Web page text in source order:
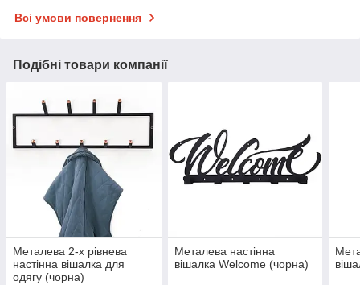
Всі умови повернення
Подібні товари компанії
Металева 2-х рівнева
настінна вішалка для
одягу (чорна)
Металева настінна
вішалка Welcome (чорна)